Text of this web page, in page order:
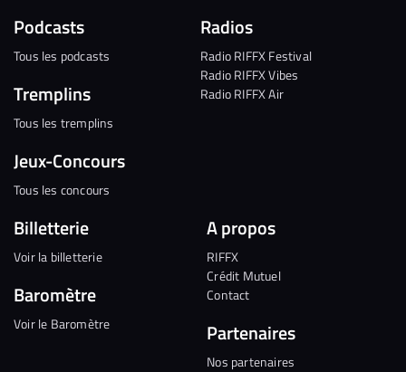
Podcasts
Tous les podcasts
Tremplins
Tous les tremplins
Jeux-Concours
Tous les concours
Radios
Radio RIFFX Festival
Radio RIFFX Vibes
Radio RIFFX Air
Billetterie
Voir la billetterie
Baromètre
Voir le Baromètre
A propos
RIFFX
Crédit Mutuel
Contact
Partenaires
Nos partenaires